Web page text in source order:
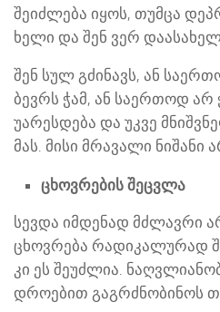
შეიძლება იყოს, თუმცა
ხელი და შენ ვერ
შენ სულ გძინავს, ან
ბევრს ჭამ, ან საერთოდ არ
უარესდება და უკვე
მას. მისი მრავალი ნიშანი
ცხოვრების შეცვლა
სევდა იმდენად მძლავრი
ცხოვრება რადიკალურად
კი ეს შეუძლია.
დროებით გაგრძნობინოს